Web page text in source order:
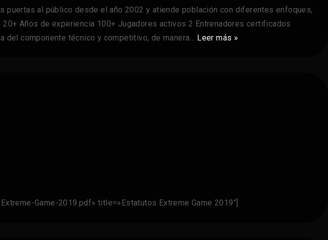
al público desde el año 2002 y atiende población con diferentes enfoques,
Años de experiencia 100+ Jugadores activos 2 Entrenadores certificados
del componente técnico y competitivo, de manera… Leer más »
Game-2019.pdf» title=»Estatutos Extreme Game 2019″]